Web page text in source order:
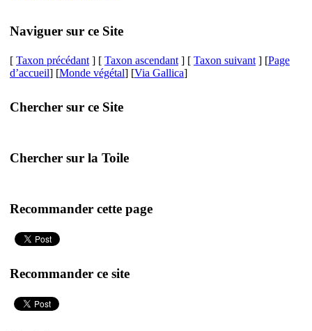
Naviguer sur ce Site
[ Taxon précédant ] [ Taxon ascendant ] [ Taxon suivant ] [Page
d’accueil] [Monde végétal] [Via Gallica]
Chercher sur ce Site
Chercher sur la Toile
Recommander cette page
Recommander ce site